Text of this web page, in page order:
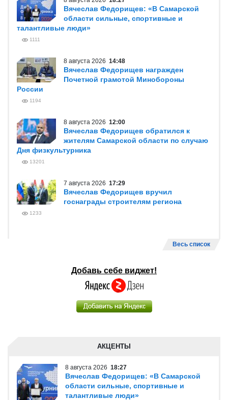
Вячеслав Федорищев: «В Самарской
области сильные, спортивные и
талантливые люди»
1111
8 августа 2026 14:48
Вячеслав Федорищев награжден
Почетной грамотой Минобороны
России
1194
8 августа 2026 12:00
Вячеслав Федорищев обратился к
жителям Самарской области по случаю
Дня физкультурника
13201
7 августа 2026 17:29
Вячеслав Федорищев вручил
госнаграды строителям региона
1233
Весь список
Добавь себе виджет!
АКЦЕНТЫ
8 августа 2026 18:27
Вячеслав Федорищев: «В Самарской
области сильные, спортивные и
талантливые люди»